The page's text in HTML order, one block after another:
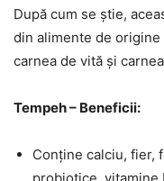
După cum se știe,
din alimente de origine
carnea de vită și
Tempeh – Beneficii:
Conține calciu, fier,
probiotice, vitamine